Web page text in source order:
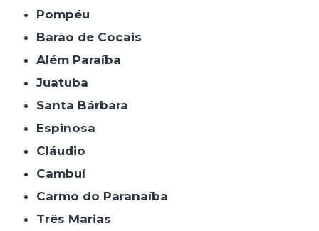
Pompéu
Barão de Cocais
Além Paraíba
Juatuba
Santa Bárbara
Espinosa
Cláudio
Cambuí
Carmo do Paranaíba
Três Marias